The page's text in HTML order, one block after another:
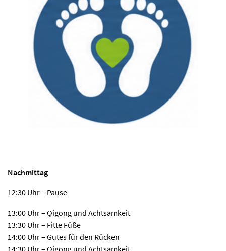
Nachmittag
12:30 Uhr – Pause
13:00 Uhr – Qigong und Achtsamkeit
13:30 Uhr – Fitte Füße
14:00 Uhr – Gutes für den Rücken
14:30 Uhr – Qigong und Achtsamkeit